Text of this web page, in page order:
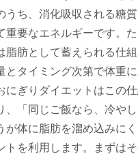
うち、消化吸収される糖
重要なエネルギーです。
脂肪として蓄えられる仕組
とタイミング次第で体重に
にぎりダイエットはこの
、「同じご飯なら、冷や
が体に脂肪を溜め込みに
トを利用します。まずは